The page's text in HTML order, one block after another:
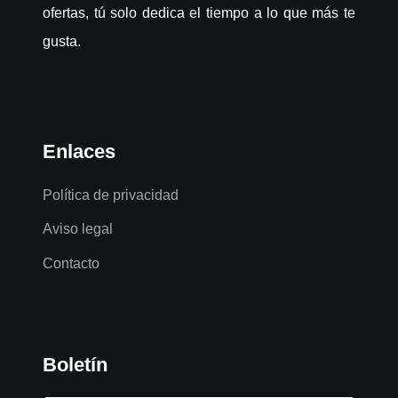
ofertas, tú solo dedica el tiempo a lo que más te
gusta.
Enlaces
Política de privacidad
Aviso legal
Contacto
Boletín